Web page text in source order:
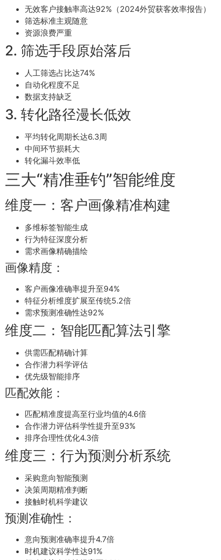
无效客户接触率高达92%（2024外贸获客效率报告）
筛选标准主观随意
资源浪费严重
2. 筛选手段原始落后
人工筛选占比达74%
自动化程度不足
数据支持缺乏
3. 转化路径漫长低效
平均转化周期长达6.3周
中间环节损耗大
转化漏斗效率低
三大“精准垂钓”智能维度
维度一：客户画像精准构建
多维标签智能生成
行为特征深度分析
需求画像精确描绘
画像精度：
客户画像准确率提升至94%
特征分析维度扩展至传统5.2倍
需求预测准确性达92%
维度二：智能匹配算法引擎
供需匹配精确计算
合作潜力科学评估
优先级智能排序
匹配效能：
匹配精准度提高至行业均值的4.6倍
合作潜力评估科学性提升至93%
排序合理性优化4.3倍
维度三：行为预测分析系统
采购意向智能预测
决策周期精准判断
接触时机科学建议
预测准确性：
意向预测准确率提升4.7倍
时机建议科学性达91%